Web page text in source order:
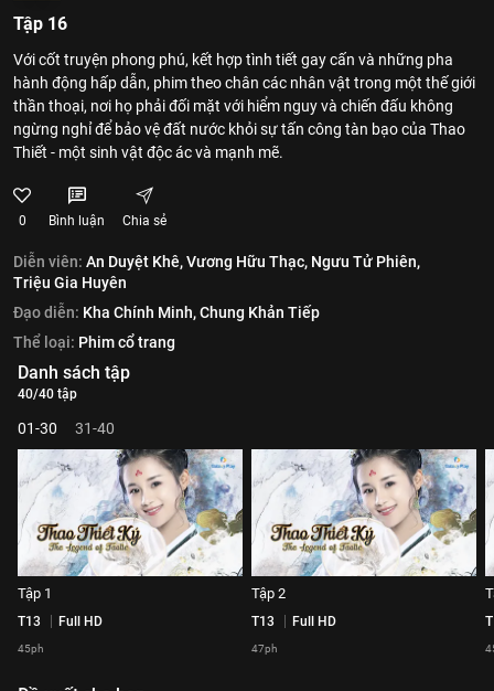
Tập 16
Với cốt truyện phong phú, kết hợp tình tiết gay cấn và những pha
hành động hấp dẫn, phim theo chân các nhân vật trong một thế giới
thần thoại, nơi họ phải đối mặt với hiểm nguy và chiến đấu không
ngừng nghỉ để bảo vệ đất nước khỏi sự tấn công tàn bạo của Thao
Thiết - một sinh vật độc ác và mạnh mẽ.
0 Bình luận Chia sẻ
Diễn viên: An Duyệt Khê,Vương Hữu Thạc, Ngưu Tử Phiên,
Triệu Gia Huyên
Đạo diễn: Kha Chính Minh,Chung Khản Tiếp
Thể loại: Phim cổ trang
Danh sách tập
40/40 tập
01-30 31-40
Tập 1
T13 Full HD
45ph
Tập 2
T13 Full HD
47ph